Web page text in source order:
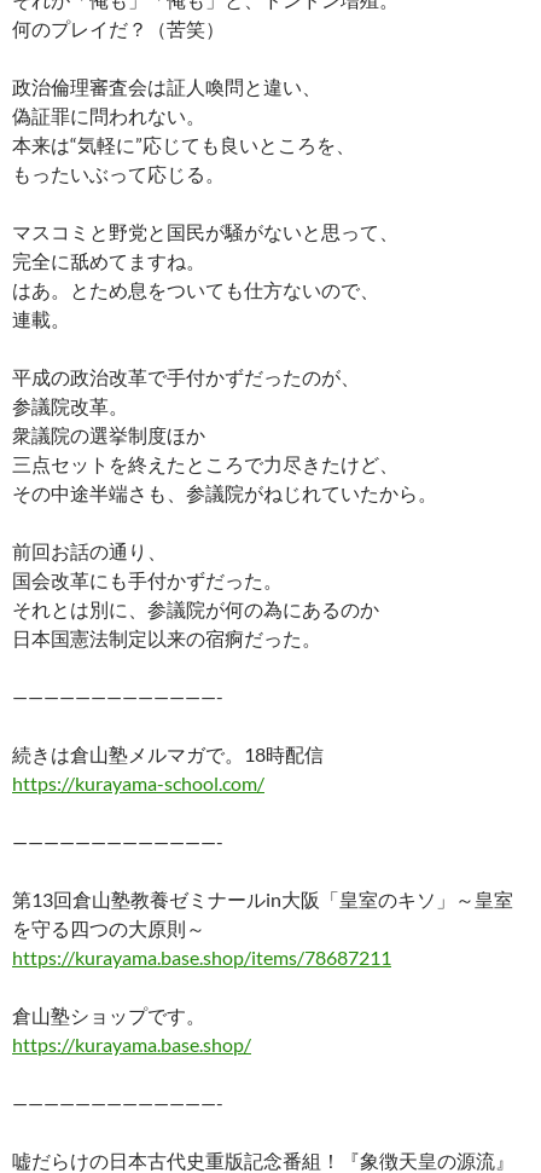
何のプレイだ？（苦笑）
政治倫理審査会は証人喚問と違い、
偽証罪に問われない。
本来は“気軽に”応じても良いところを、
もったいぶって応じる。
マスコミと野党と国民が騒がないと思って、
完全に舐めてますね。
はあ。とため息をついても仕方ないので、
連載。
平成の政治改革で手付かずだったのが、
参議院改革。
衆議院の選挙制度ほか
三点セットを終えたところで力尽きたけど、
その中途半端さも、参議院がねじれていたから。
前回お話の通り、
国会改革にも手付かずだった。
それとは別に、参議院が何の為にあるのか
日本国憲法制定以来の宿痾だった。
—————————————-
続きは倉山塾メルマガで。18時配信
https://kurayama-school.com/
—————————————-
第13回倉山塾教養ゼミナールin大阪「皇室のキソ」～皇室
を守る四つの大原則～
https://kurayama.base.shop/items/78687211
倉山塾ショップです。
https://kurayama.base.shop/
—————————————-
嘘だらけの日本古代史重版記念番組！『象徴天皇の源流』